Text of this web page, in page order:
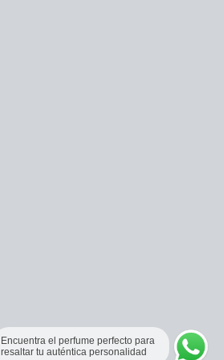
Encuentra el perfume perfecto para
resaltar tu auténtica personalidad